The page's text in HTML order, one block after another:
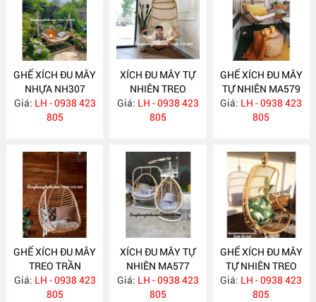
GHẾ XÍCH ĐU MÂY
NHỰA NH307
Giá: LH - 0938 423
805
XÍCH ĐU MÂY TỰ
NHIÊN TREO
TRẦN NHÀ MA580
Giá: LH - 0938 423
805
GHẾ XÍCH ĐU MÂY
TỰ NHIÊN MA579
Giá: LH - 0938 423
805
GHẾ XÍCH ĐU MÂY
TREO TRẦN
MA578
Giá: LH - 0938 423
805
XÍCH ĐU MÂY TỰ
NHIÊN MA577
Giá: LH - 0938 423
805
GHẾ XÍCH ĐU MÂY
TỰ NHIÊN TREO
TRẦN NHÀ MA576
Giá: LH - 0938 423
805